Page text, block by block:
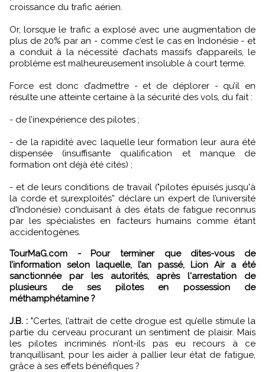
croissance du trafic aérien.
Or, lorsque le trafic a explosé avec une augmentation de
plus de 20% par an - comme c’est le cas en Indonésie - et
a conduit à la nécessité d’achats massifs d’appareils, le
problème est malheureusement insoluble à court terme.
Force est donc d’admettre - et de déplorer - qu’il en
résulte une atteinte certaine à la sécurité des vols, du fait :
- de l’inexpérience des pilotes ;
- de la rapidité avec laquelle leur formation leur aura été
dispensée (insuffisante qualification et manque de
formation ont déjà été cités) ;
- et de leurs conditions de travail ("pilotes épuisés jusqu'à
la corde et surexploités” déclare un expert de l’université
d'Indonésie) conduisant à des états de fatigue reconnus
par les spécialistes en facteurs humains comme étant
accidentogènes.
TourMaG.com - Pour terminer que dites-vous de
l’information selon laquelle, l’an passé, Lion Air a été
sanctionnée par les autorités, après l'arrestation de
plusieurs de ses pilotes en possession de
méthamphétamine ?
J.B. : "Certes, l’attrait de cette drogue est qu’elle stimule la
partie du cerveau procurant un sentiment de plaisir. Mais
les pilotes incriminés n’ont-ils pas eu recours à ce
tranquillisant, pour les aider à pallier leur état de fatigue,
grâce à ses effets bénéfiques ?